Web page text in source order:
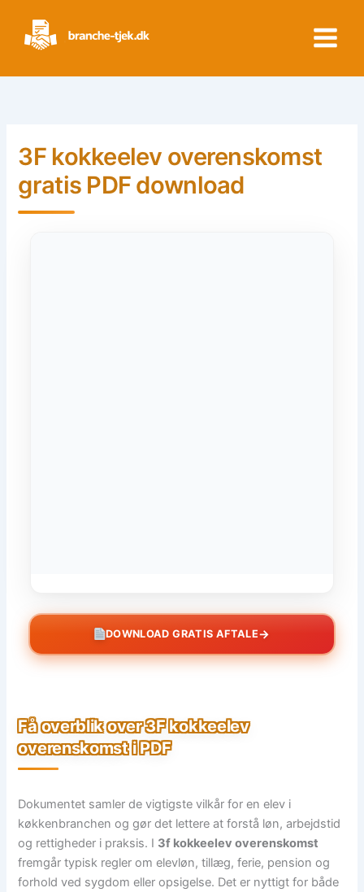
content
3F kokkeelev overenskomst
gratis PDF download
DOWNLOAD GRATIS AFTALE→
Få overblik over 3F kokkeelev
overenskomst i PDF
Dokumentet samler de vigtigste vilkår for en elev i
køkkenbranchen og gør det lettere at forstå løn, arbejdstid
og rettigheder i praksis. I 3f kokkeelev overenskomst
fremgår typisk regler om elevløn, tillæg, ferie, pension og
forhold ved sygdom eller opsigelse. Det er nyttigt for både